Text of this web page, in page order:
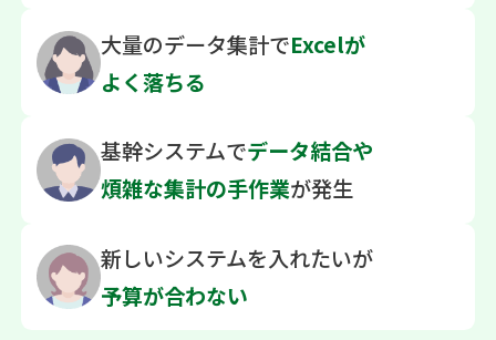
大量のデータ集計でExcelが
よく落ちる
基幹システムでデータ結合や
煩雑な集計の手作業が発生
新しいシステムを入れたいが
予算が合わない